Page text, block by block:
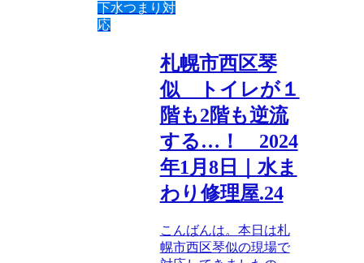
下水つまり対
応
札幌市西区琴
似 トイレが１
階も2階も逆流
する…！ 2024
年1月8日｜水ま
わり修理屋.24
こんばんは。本日は札
幌市西区琴似の現場で